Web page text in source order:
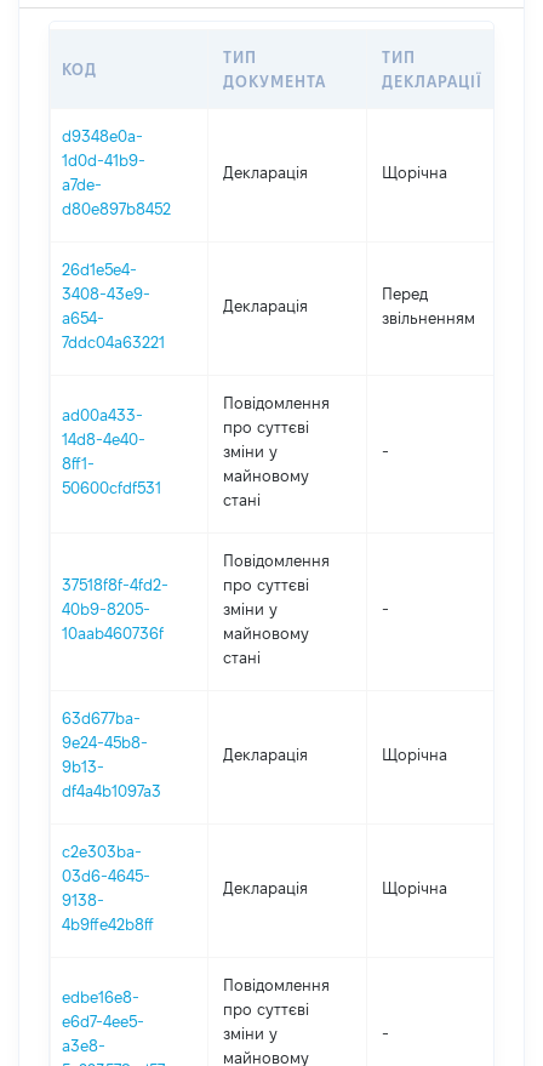
КОД
ТИП
ДОКУМЕНТА
ТИП
ДЕКЛАРАЦІЇ
d9348e0a-
1d0d-41b9-
a7de-
d80e897b8452
Декларація Щорічна
26d1e5e4-
3408-43e9-
a654-
7ddc04a63221
Декларація
Перед
звільненням
ad00a433-
14d8-4e40-
8ff1-
50600cfdf531
Повідомлення
про суттєві
зміни y
майновому
стані
-
37518f8f-4fd2-
40b9-8205-
10aab460736f
Повідомлення
про суттєві
зміни y
майновому
стані
-
63d677ba-
9e24-45b8-
9b13-
df4a4b1097a3
Декларація Щорічна
c2e303ba-
03d6-4645-
9138-
4b9ffe42b8ff
Декларація Щорічна
edbe16e8-
e6d7-4ee5-
a3e8-
Повідомлення
про суттєві
зміни y
майновому
-